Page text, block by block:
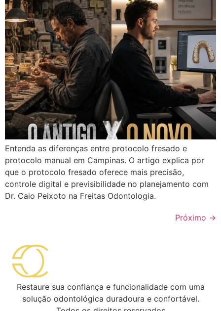
Entenda as diferenças entre protocolo fresado e
protocolo manual em Campinas. O artigo explica por
que o protocolo fresado oferece mais precisão,
controle digital e previsibilidade no planejamento com
Dr. Caio Peixoto na Freitas Odontologia.
Próximo →
Restaure sua confiança e funcionalidade com uma
solução odontológica duradoura e confortável.